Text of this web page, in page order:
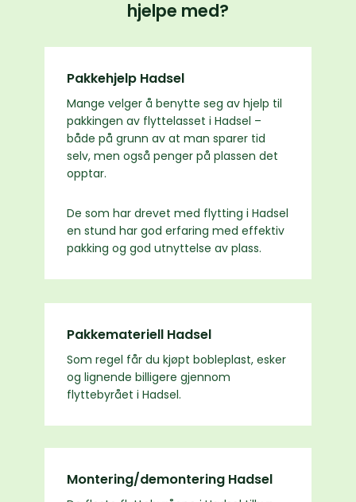
hjelpe med?
Pakkehjelp Hadsel
Mange velger å benytte seg av hjelp til
pakkingen av flyttelasset i Hadsel –
både på grunn av at man sparer tid
selv, men også penger på plassen det
opptar.
De som har drevet med flytting i Hadsel
en stund har god erfaring med effektiv
pakking og god utnyttelse av plass.
Pakkemateriell Hadsel
Som regel får du kjøpt bobleplast, esker
og lignende billigere gjennom
flyttebyrået i Hadsel.
Montering/demontering Hadsel